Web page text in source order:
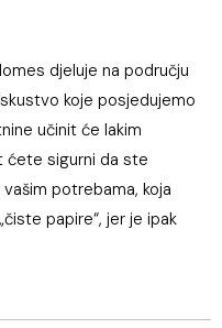
djeluje na području
koje posjedujemo
učinit će lakim
ćete sigurni da ste
potrebama, koja
papire“, jer je ipak